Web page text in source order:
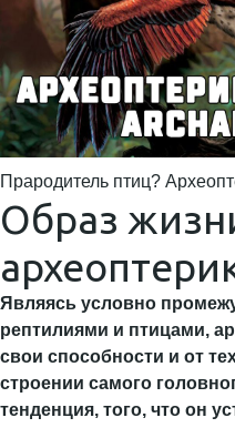
Прародитель птиц?
Образ
Являясь условно
рептилиями и птицами,
свои способности и от
строении самого
тенденция, того, что он